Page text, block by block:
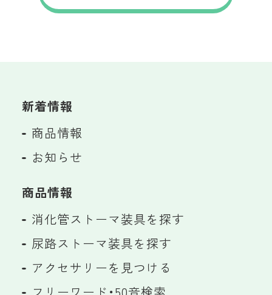
新着情報
商品情報
お知らせ
商品情報
消化管ストーマ装具を探す
尿路ストーマ装具を探す
アクセサリーを見つける